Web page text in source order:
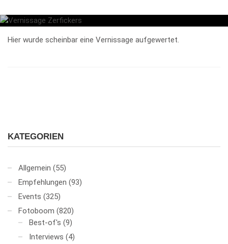
Hier wurde scheinbar eine Vernissage aufgewertet.
KATEGORIEN
Allgemein (55)
Empfehlungen (93)
Events (325)
Fotoboom (820)
Best-of's (9)
Interviews (4)